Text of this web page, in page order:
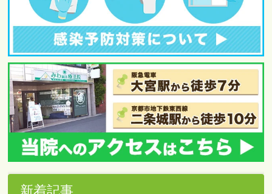
新着記事